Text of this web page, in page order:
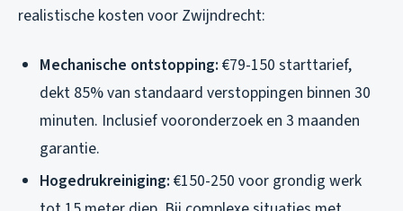
realistische kosten voor Zwijndrecht:
Mechanische ontstopping: €79-150 starttarief,
dekt 85% van standaard verstoppingen binnen 30
minuten. Inclusief vooronderzoek en 3 maanden
garantie.
Hogedrukreiniging: €150-250 voor grondig werk